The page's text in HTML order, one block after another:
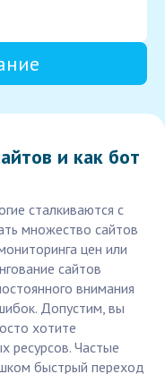
и как бот
сталкиваются с
множество сайтов
цен или
сайтов
внимания
Допустим, вы
хотите
ресурсов. Частые
быстрый переход